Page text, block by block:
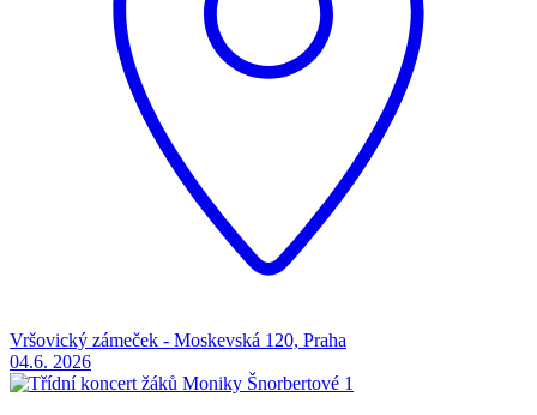
Vršovický zámeček - Moskevská 120, Praha
04.6. 2026